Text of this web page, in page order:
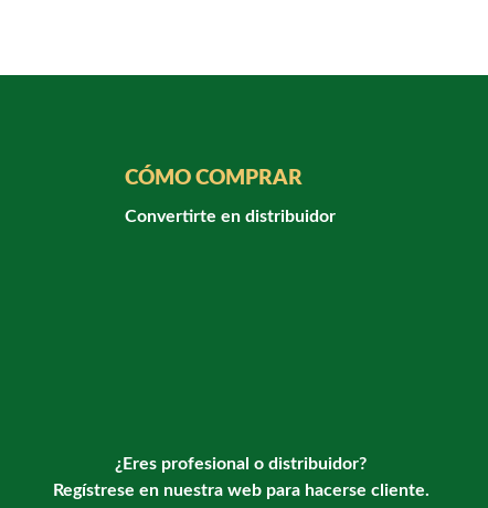
CÓMO COMPRAR
Convertirte en distribuidor
¿Eres profesional o distribuidor?
Regístrese en nuestra web para hacerse cliente.